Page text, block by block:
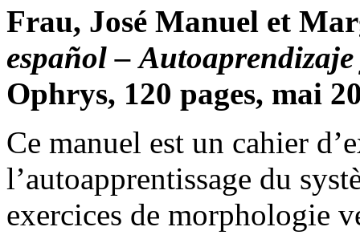
Frau, José Manuel et
español –
Ophrys, 120 pages, mai
Ce manuel est un cahier
l’autoapprentissage du
exercices de morphologie